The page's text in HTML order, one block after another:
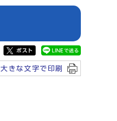
大きな文字で印刷